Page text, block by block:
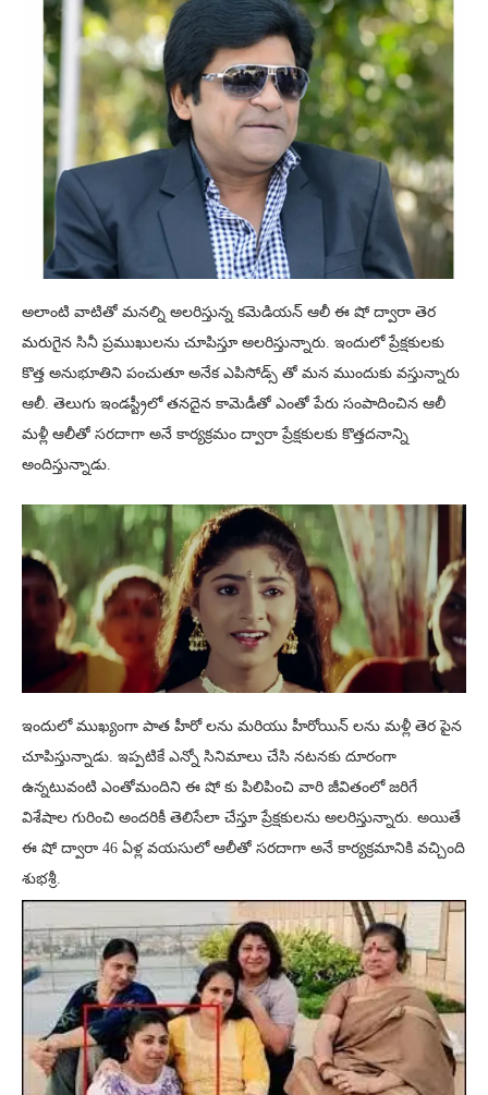
అలాంటి వాటితో మనల్ని అలరిస్తున్న కమెడియన్ ఆలీ ఈ షో ద్వారా తెర
మరుగైన సినీ ప్రముఖులను చూపిస్తూ అలరిస్తున్నారు. ఇందులో ప్రేక్షకులకు
కొత్త అనుభూతిని పంచుతూ అనేక ఎపిసోడ్స్ తో మన ముందుకు వస్తున్నారు
ఆలీ. తెలుగు ఇండస్ట్రీలో తనదైన కామెడీతో ఎంతో పేరు సంపాదించిన ఆలీ
మళ్లీ ఆలీతో సరదాగా అనే కార్యక్రమం ద్వారా ప్రేక్షకులకు కొత్తదనాన్ని
అందిస్తున్నాడు.
ఇందులో ముఖ్యంగా పాత హీరో లను మరియు హీరోయిన్ లను మళ్లీ తెర పైన
చూపిస్తున్నాడు. ఇప్పటికే ఎన్నో సినిమాలు చేసి నటనకు దూరంగా
ఉన్నటువంటి ఎంతోమందిని ఈ షో కు పిలిపించి వారి జీవితంలో జరిగే
విశేషాల గురించి అందరికీ తెలిసేలా చేస్తూ ప్రేక్షకులను అలరిస్తున్నారు. అయితే
ఈ షో ద్వారా 46 ఏళ్ల వయసులో ఆలీతో సరదాగా అనే కార్యక్రమానికి వచ్చింది
శుభశ్రీ.